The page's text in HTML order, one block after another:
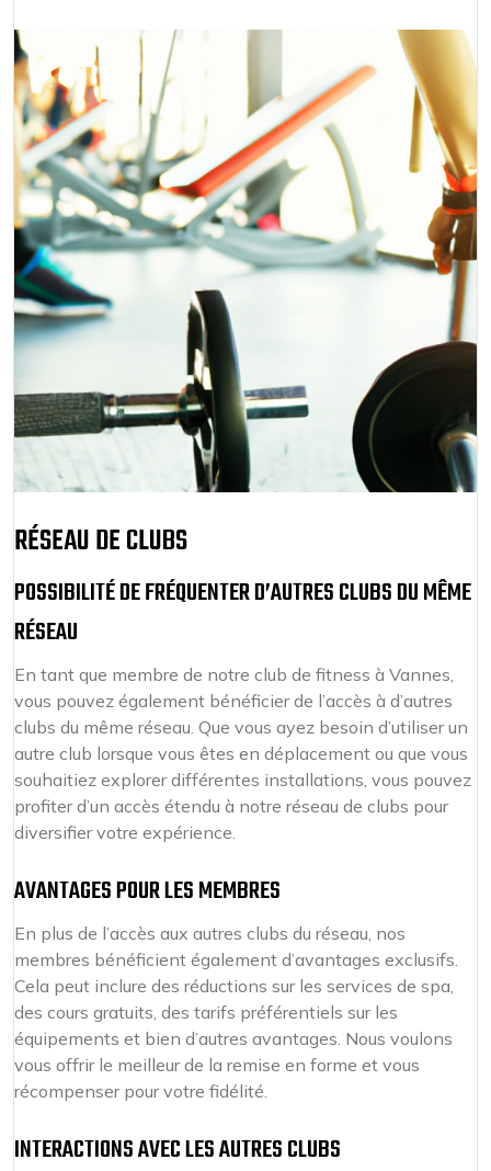
RÉSEAU DE CLUBS
POSSIBILITÉ DE FRÉQUENTER D’AUTRES CLUBS DU MÊME
RÉSEAU
En tant que membre de notre club de fitness à Vannes,
vous pouvez également bénéficier de l’accès à d’autres
clubs du même réseau. Que vous ayez besoin d’utiliser un
autre club lorsque vous êtes en déplacement ou que vous
souhaitiez explorer différentes installations, vous pouvez
profiter d’un accès étendu à notre réseau de clubs pour
diversifier votre expérience.
AVANTAGES POUR LES MEMBRES
En plus de l’accès aux autres clubs du réseau, nos
membres bénéficient également d’avantages exclusifs.
Cela peut inclure des réductions sur les services de spa,
des cours gratuits, des tarifs préférentiels sur les
équipements et bien d’autres avantages. Nous voulons
vous offrir le meilleur de la remise en forme et vous
récompenser pour votre fidélité.
INTERACTIONS AVEC LES AUTRES CLUBS